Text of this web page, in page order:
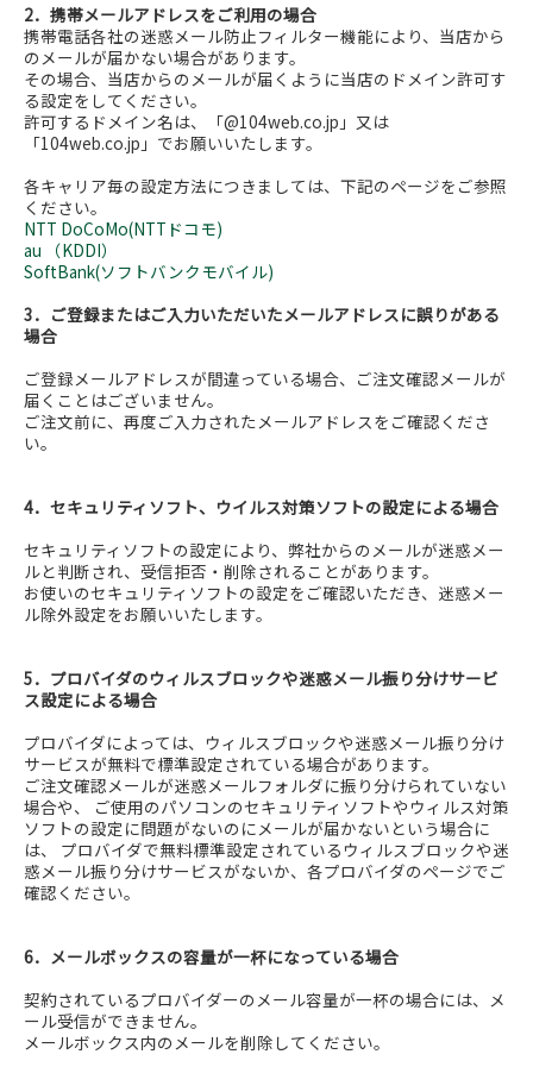
2．携帯メールアドレスをご利用の場合
携帯電話各社の迷惑メール防止フィルター機能により、当店から
のメールが届かない場合があります。
その場合、当店からのメールが届くように当店のドメイン許可す
る設定をしてください。
許可するドメイン名は、「@104web.co.jp」又は
「104web.co.jp」でお願いいたします。
各キャリア毎の設定方法につきましては、下記のページをご参照
ください。
NTT DoCoMo(NTTドコモ)
au （KDDI）
SoftBank(ソフトバンクモバイル)
3．ご登録またはご入力いただいたメールアドレスに誤りがある
場合
ご登録メールアドレスが間違っている場合、ご注文確認メールが
届くことはございません。
ご注文前に、再度ご入力されたメールアドレスをご確認くださ
い。
4．セキュリティソフト、ウイルス対策ソフトの設定による場合
セキュリティソフトの設定により、弊社からのメールが迷惑メー
ルと判断され、受信拒否・削除されることがあります。
お使いのセキュリティソフトの設定をご確認いただき、迷惑メー
ル除外設定をお願いいたします。
5．プロバイダのウィルスブロックや迷惑メール振り分けサービ
ス設定による場合
プロバイダによっては、ウィルスブロックや迷惑メール振り分け
サービスが無料で標準設定されている場合があります。
ご注文確認メールが迷惑メールフォルダに振り分けられていない
場合や、 ご使用のパソコンのセキュリティソフトやウィルス対策
ソフトの設定に問題がないのにメールが届かないという場合に
は、 プロバイダで無料標準設定されているウィルスブロックや迷
惑メール振り分けサービスがないか、各プロバイダのページでご
確認ください。
6．メールボックスの容量が一杯になっている場合
契約されているプロバイダーのメール容量が一杯の場合には、メ
ール受信ができません。
メールボックス内のメールを削除してください。